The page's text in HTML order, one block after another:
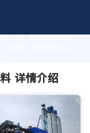
厂家，我们致力于为
获取厂家直销报价及
详情介绍